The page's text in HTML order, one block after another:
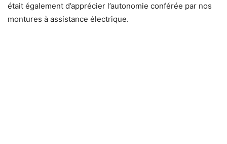
était également d’apprécier l’autonomie conférée par nos
montures à assistance électrique.